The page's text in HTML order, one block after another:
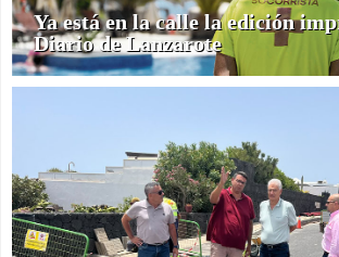
Ya está en la calle la edición
Diario de Lanzarote